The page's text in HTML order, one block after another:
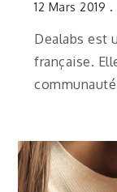
12 Mars 2019
Dealabs est
française.